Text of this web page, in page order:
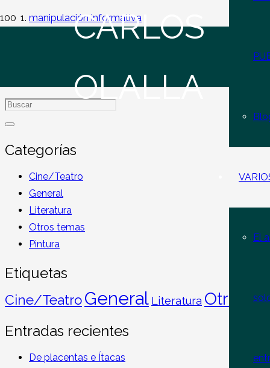
CARLOS
OLALLA
El
manipulación informativa
manipulación
Categorías
Cine/Teatro
General
Literatura
Otros temas
Pintura
Etiquetas
Cine/TeatroGeneral Literatura Otros
Entradas recientes
De placentas e Ítacas